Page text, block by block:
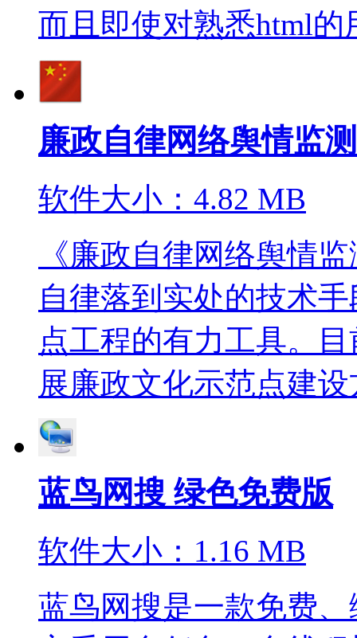
而且即使对熟悉html的
廉政自律网络舆情监
软件大小：4.82 MB
《廉政自律网络舆情
自律落到实处的技术
点工程的有力工具。
展廉政文化示范点建设
蓝鸟网搜 绿色免费版
软件大小：1.16 MB
蓝鸟网搜是一款免费